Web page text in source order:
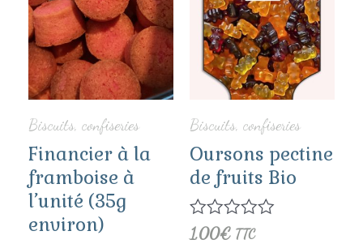
Biscuits, confiseries
Financier à la
framboise à
l’unité (35g
environ)
Biscuits, confiseries
Oursons pectine
de fruits Bio
Note
1,00€ TTC